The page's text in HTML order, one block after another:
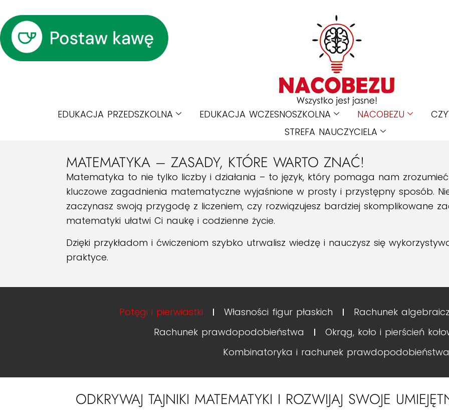
EDUKACJA PRZEDSZKOLNA EDUKACJA WCZESNOSZKOLNA NACOBEZU
STREFA NAUCZYCIELA
MATEMATYKA – ZASADY, KTÓRE WARTO ZNAĆ!
Matematyka to nie tylko liczby i działania – to język, który pomaga nam
kluczowe zagadnienia matematyczne wyjaśnione w prosty i przystępny sposób.
zaczynasz swoją przygodę z liczeniem, czy rozwiązujesz bardziej skomplikowane
matematyki ułatwi Ci naukę i codzienne życie.
Dzięki przykładom i ćwiczeniom szybko utrwalisz wiedzę i nauczysz się
praktyce.
Potęgi i pierwiastki Własności figur płaskich Rachunek
Rachunek prawdopodobieństwa
Okrąg, koło i pierścień
Kombinatoryka i rachunek prawdopodobieństwa
ODKRYWAJ TAJNIKI MATEMATYKI I ROZWIJAJ SWOJE